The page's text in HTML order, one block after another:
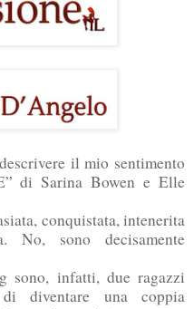
il mio sentimento
di Sarina Bowen e Elle
conquistata, intenerita
No, sono decisamente
sono, infatti, due ragazzi
diventare una coppia